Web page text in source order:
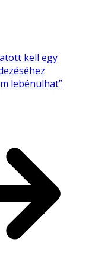
kell egy
lebénulhat”